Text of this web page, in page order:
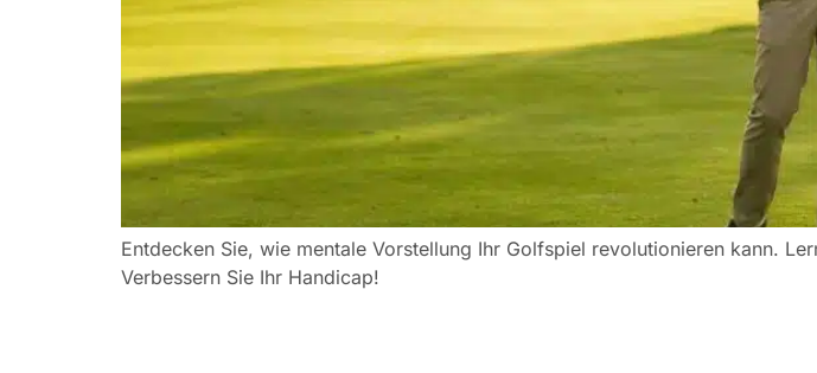
Entdecken Sie, wie mentale Vorstellung Ihr Golfspiel revolutionieren kann.
Verbessern Sie Ihr Handicap!